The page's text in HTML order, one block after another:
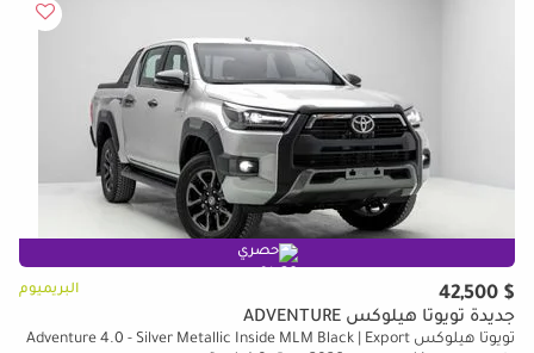
حصري
$ 42,500 البريميوم
جديدة تويوتا هيلوكس ADVENTURE
تويوتا هيلوكس Adventure 4.0 - Silver Metallic Inside MLM Black | Export